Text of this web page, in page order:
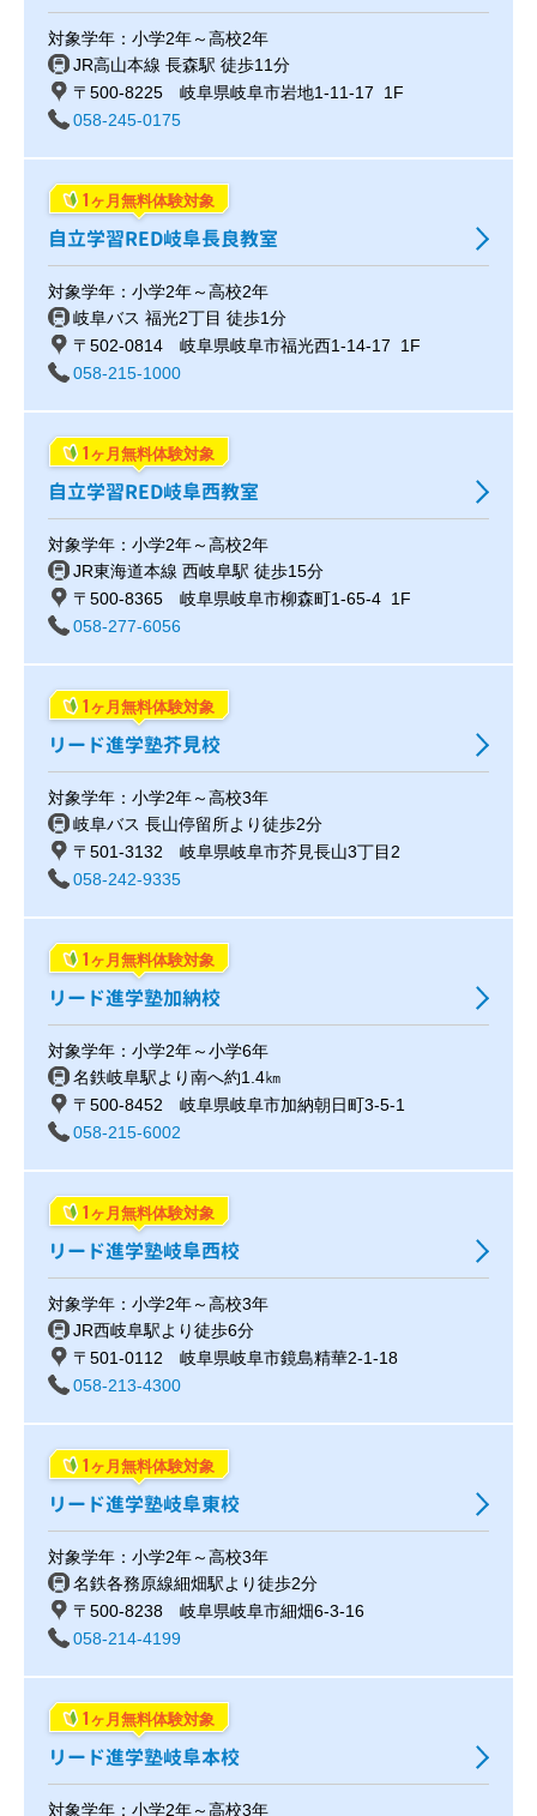
対象学年：小学2年～高校2年
JR高山本線 長森駅 徒歩11分
〒500-8225 岐阜県岐阜市岩地1-11-17 1F
058-245-0175
1 ヶ月無料体験対象
自立学習RED岐阜長良教室
対象学年：小学2年～高校2年
岐阜バス 福光2丁目 徒歩1分
〒502-0814 岐阜県岐阜市福光西1-14-17 1F
058-215-1000
1 ヶ月無料体験対象
自立学習RED岐阜西教室
対象学年：小学2年～高校2年
JR東海道本線 西岐阜駅 徒歩15分
〒500-8365 岐阜県岐阜市柳森町1-65-4 1F
058-277-6056
1 ヶ月無料体験対象
リード進学塾芥見校
対象学年：小学2年～高校3年
岐阜バス 長山停留所より徒歩2分
〒501-3132 岐阜県岐阜市芥見長山3丁目2
058-242-9335
1 ヶ月無料体験対象
リード進学塾加納校
対象学年：小学2年～小学6年
名鉄岐阜駅より南へ約1.4㎞
〒500-8452 岐阜県岐阜市加納朝日町3-5-1
058-215-6002
1 ヶ月無料体験対象
リード進学塾岐阜西校
対象学年：小学2年～高校3年
JR西岐阜駅より徒歩6分
〒501-0112 岐阜県岐阜市鏡島精華2-1-18
058-213-4300
1 ヶ月無料体験対象
リード進学塾岐阜東校
対象学年：小学2年～高校3年
名鉄各務原線細畑駅より徒歩2分
〒500-8238 岐阜県岐阜市細畑6-3-16
058-214-4199
1 ヶ月無料体験対象
リード進学塾岐阜本校
対象学年：小学2年～高校3年